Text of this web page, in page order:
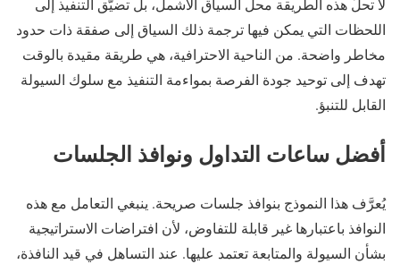
لا تحلّ هذه الطريقة محل السياق الأشمل، بل تضيّق التنفيذ إلى
اللحظات التي يمكن فيها ترجمة ذلك السياق إلى صفقة ذات حدود
مخاطر واضحة. من الناحية الاحترافية، هي طريقة مقيدة بالوقت
تهدف إلى توحيد جودة الفرصة بمواءمة التنفيذ مع سلوك السيولة
القابل للتنبؤ.
أفضل ساعات التداول ونوافذ الجلسات
يُعرَّف هذا النموذج بنوافذ جلسات صريحة. ينبغي التعامل مع هذه
النوافذ باعتبارها غير قابلة للتفاوض، لأن افتراضات الاستراتيجية
بشأن السيولة والمتابعة تعتمد عليها. عند التساهل في قيد النافذة،